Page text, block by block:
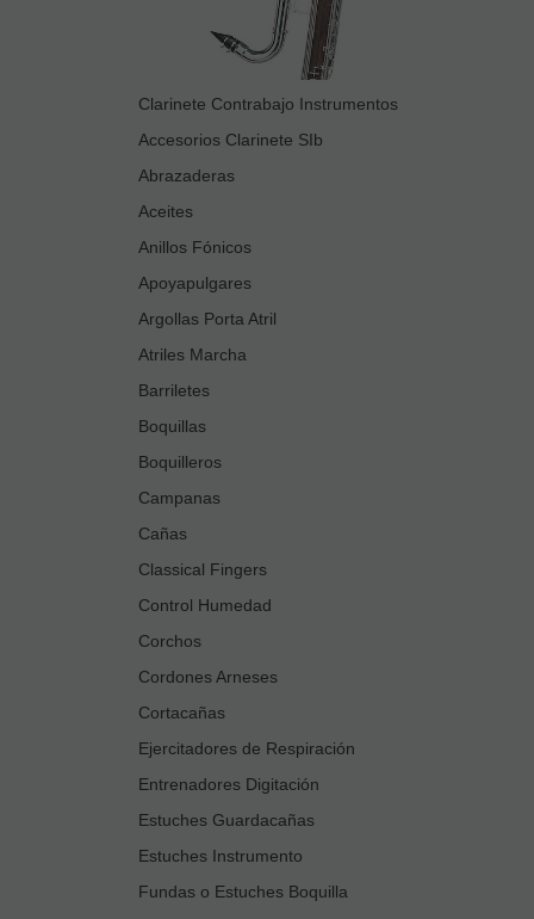
Clarinete Contrabajo Instrumentos
Accesorios Clarinete SIb
Abrazaderas
Aceites
Anillos Fónicos
Apoyapulgares
Argollas Porta Atril
Atriles Marcha
Barriletes
Boquillas
Boquilleros
Campanas
Cañas
Classical Fingers
Control Humedad
Corchos
Cordones Arneses
Cortacañas
Ejercitadores de Respiración
Entrenadores Digitación
Estuches Guardacañas
Estuches Instrumento
Fundas o Estuches Boquilla